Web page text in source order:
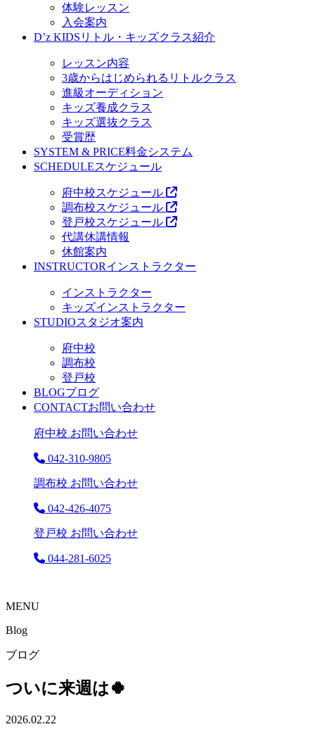
体験レッスン
入会案内
D’z KIDS リトル・キッズクラス紹介
レッスン内容
3歳からはじめられるリトルクラス
進級オーディション
キッズ養成クラス
キッズ選抜クラス
受賞歴
SYSTEM & PRICE料金システム
SCHEDULEスケジュール
府中校スケジュール
調布校スケジュール
登戸校スケジュール
代講休講情報
休館案内
INSTRUCTORインストラクター
インストラクター
キッズインストラクター
STUDIOスタジオ案内
府中校
調布校
登戸校
BLOGブログ
CONTACTお問い合わせ
府中校 お問い合わせ
042-310-9805
調布校 お問い合わせ
042-426-4075
登戸校 お問い合わせ
044-281-6025
MENU
Blog
ブログ
ついに来週は🍀
2026.02.22